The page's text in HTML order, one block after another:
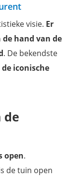
visie. Er
hand van de
. De bekendste
iconische
de
open.
de tuin open